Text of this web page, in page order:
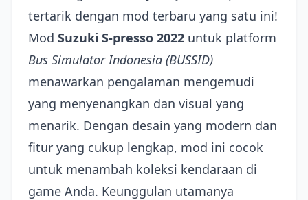
tertarik dengan mod terbaru yang satu ini!
Mod Suzuki S-presso 2022 untuk platform
Bus Simulator Indonesia (BUSSID)
menawarkan pengalaman mengemudi
yang menyenangkan dan visual yang
menarik. Dengan desain yang modern dan
fitur yang cukup lengkap, mod ini cocok
untuk menambah koleksi kendaraan di
game Anda. Keunggulan utamanya